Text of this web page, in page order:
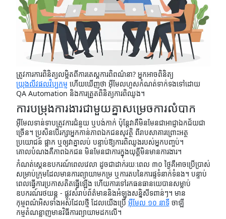
ត្រូវការការពិនិត្យលម្អិតពីការតេស្តការពិពណ៌នា? អ្នកអាចពិនិត្យ
យ្រុងលីវផលវិប្បកម្ម ហើយឃើញថា អ៊ីមែលហួសកំណត់ទាក់ទងទៅដោយ
QA Automation និងការត្រួតពិនិត្យការពិឈូង។
ការបម្រុងការងារជាមួយគ្នាសម្រេចការលំបាក
អ៊ីមែលទាន់ទាបត្រូវការជំនួយ ឬបង់កាក់ ប៉ុន្តែវាគឺមិនមែនជាអាជ្ញាឯកជ័យជា
ច្រើន។ ប្រសិនបើរក្សាអ្នកកាន់ភាពឯកជនសុវត្ថិ ពីរាបសាគារព្រោះអត្ថ
ប្រយោជន៍ ផ្អាក ឬឲ្យវាគ្នាលប់ បន្ទាប់ឱ្យការពិឈូងរបស់អ្នកបញ្ចប់។
គោលបំណងគឺភាពឯកជន មិនមែនជាការក្នុងយុគ្គីមិនមានការងារ។
កំណត់ស្កេនឧបករណ៍ពេលវេលា ដូចជាដាក់រយៈពេល ៣០ ថ្ងៃគឺអាចប្រើប្រាស់
សម្រាប់ក្រុមដែលមានការព្យាយាមកម្រ ឬការតបនៃការផ្ទទំនាក់ទំនង។ បន្ទាប់
ពេលធ្វើការប្រកាសតិតធ្វើឡើង ហើយការទៅរកធនធានយេបានសម្លាប់
ឧបករណ៍រថយន្ត - ផ្លូវសំរាប់ព័ត៌មាននិងអំឡុងសន្និសីទពាន់ៗ។ មាន
កុម្មពណ៌អិសទាំងអស់ដែលថ្មី ដែលយើងប្រើ អ៊ីមែល ១០ នាទីចាឡី
កម្មតំណន្លាញមានវិធីការព្យាយាមដកលើ។